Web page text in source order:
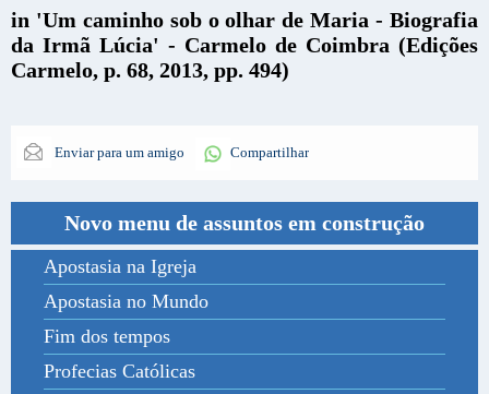
in 'Um caminho sob o olhar de Maria - Biografia
da Irmã Lúcia' - Carmelo de Coimbra (Edições
Carmelo, p. 68, 2013, pp. 494)
Enviar para um amigo Compartilhar
Novo menu de assuntos em construção
Apostasia na Igreja
Apostasia no Mundo
Fim dos tempos
Profecias Católicas